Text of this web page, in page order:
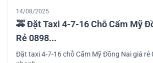
14/08/2025
🚕 Đặt Taxi 4-7-16 Chỗ Cẩm Mỹ
Rẻ 0898...
Đặt taxi 4-7-16 chỗ Cẩm Mỹ Đồng Nai giá rẻ